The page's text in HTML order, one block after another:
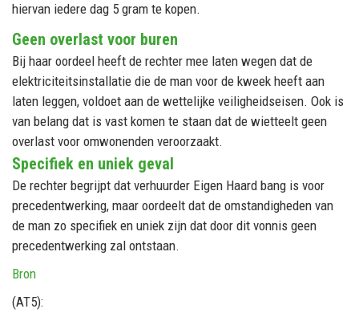
hiervan iedere dag 5 gram te kopen.
Geen overlast voor buren
Bij haar oordeel heeft de rechter mee laten wegen dat de
elektriciteitsinstallatie die de man voor de kweek heeft aan
laten leggen, voldoet aan de wettelijke veiligheidseisen. Ook is
van belang dat is vast komen te staan dat de wietteelt geen
overlast voor omwonenden veroorzaakt.
Specifiek en uniek geval
De rechter begrijpt dat verhuurder Eigen Haard bang is voor
precedentwerking, maar oordeelt dat de omstandigheden van
de man zo specifiek en uniek zijn dat door dit vonnis geen
precedentwerking zal ontstaan.
Bron
(AT5):